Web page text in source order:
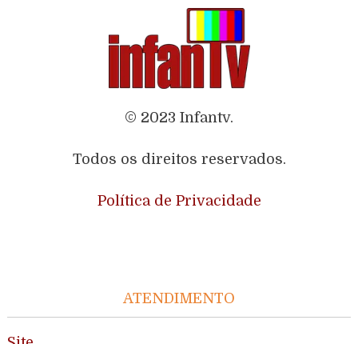
© 2023 Infantv.
Todos os direitos reservados.
Política de Privacidade
ATENDIMENTO